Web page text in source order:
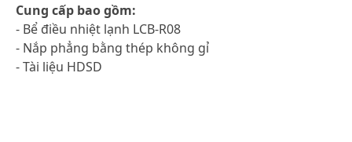
Cung cấp bao gồm:
- Bể điều nhiệt lạnh LCB-R08
- Nắp phẳng bằng thép không gỉ
- Tài liệu HDSD